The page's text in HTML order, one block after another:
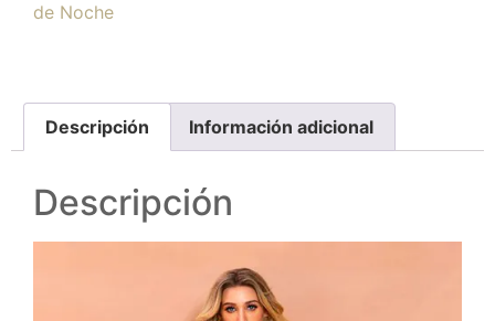
de Noche
Descripción Información adicional
Descripción